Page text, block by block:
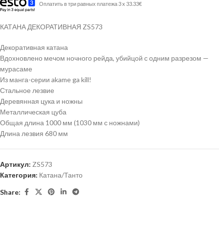
Оплатить в три равных платежа 3 x 33.33€
КАТАНА ДЕКОРАТИВНАЯ ZS573
Декоративная катана
Вдохновлено мечом ночного рейда, убийцой с одним разрезом —
мурасаме
Из манга-серии akame ga kill!
Стальное лезвие
Деревянная цука и ножны
Металлическая цуба
Общая длина 1000 мм (1030 мм с ножнами)
Длина лезвия 680 мм
Артикул: ZS573
Категория: Катана/Танто
Share: